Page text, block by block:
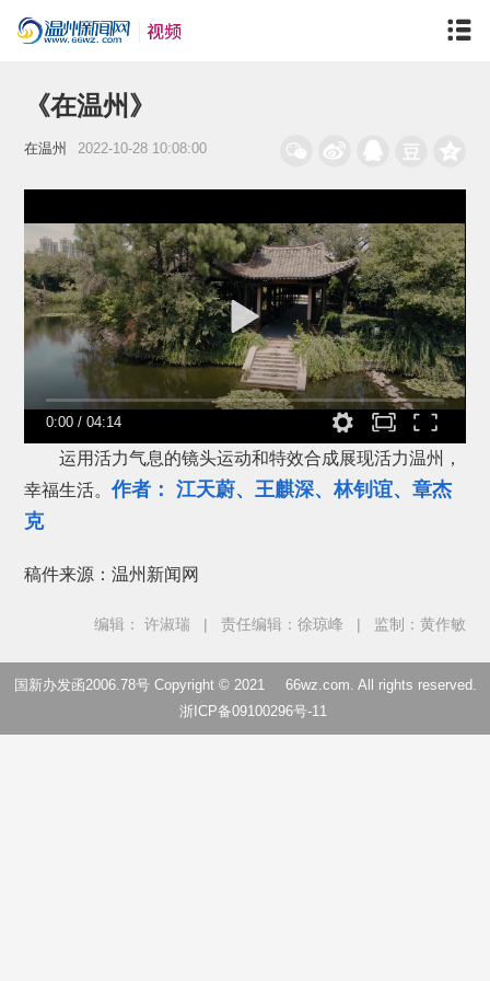
《在温州》
在温州 2022-10-28 10:08:00
0:00 /04:14
运用活力气息的镜头运动和特效合成展现活力温州，
幸福生活。作者： 江天蔚、王麒深、林钊谊、章杰
克
稿件来源：温州新闻网
编辑： 许淑瑞 责任编辑：徐琼峰 监制：黄作敏
国新办发函2006.78号 Copyright © 2021 66wz.com. All rights reserved.
浙ICP备09100296号-11